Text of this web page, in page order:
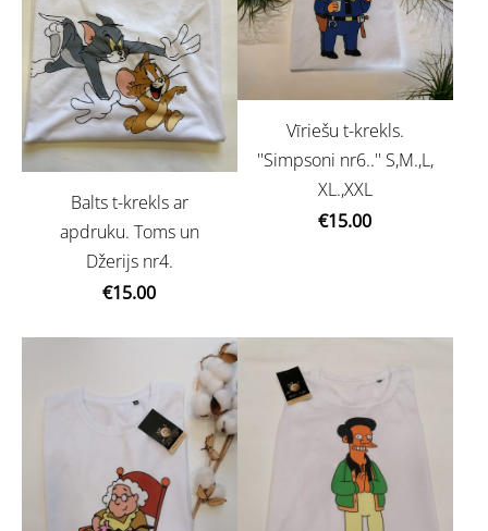
Balts t-krekls ar
apdruku. Toms un
Džerijs nr4.
€15.00
Vīriešu t-krekls.
''Simpsoni nr6..'' S,M.,L,
XL.,XXL
€15.00